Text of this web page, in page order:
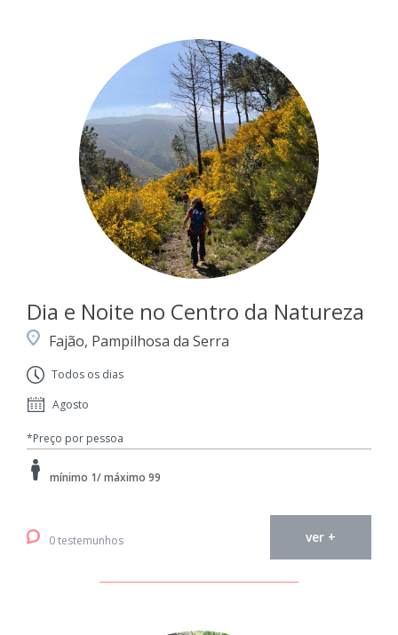
Dia e Noite no Centro da Natureza
Fajão, Pampilhosa da Serra
Todos os dias
Agosto
*Preço por pessoa
mínimo 1/ máximo 99
0 testemunhos ver +